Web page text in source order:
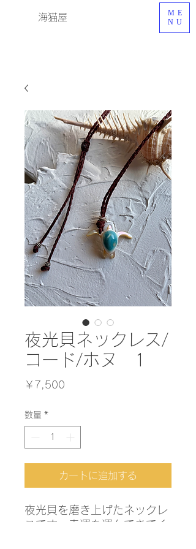
海猫屋
ME
NU
夜光貝ネックレス/
コード/ホヌ 1
￥7,500
数量 *
カートに追加する
夜光貝を磨き上げたネックレ
スです。幸運を運んできてく